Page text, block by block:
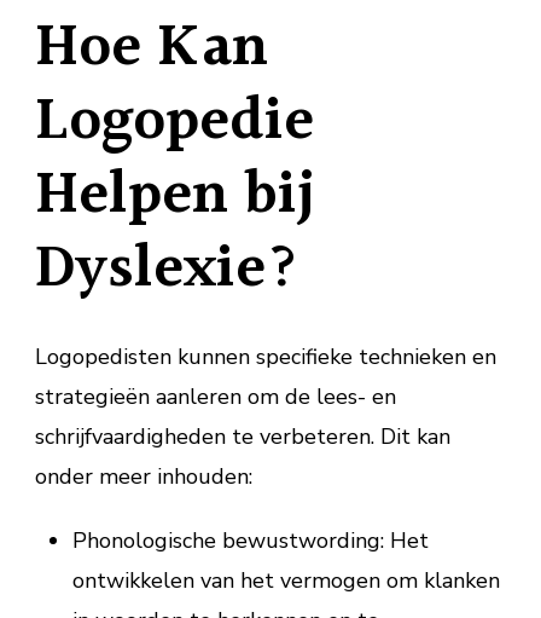
Hoe Kan
Logopedie
Helpen bij
Dyslexie?
Logopedisten kunnen specifieke technieken en
strategieën aanleren om de lees- en
schrijfvaardigheden te verbeteren. Dit kan
onder meer inhouden:
Phonologische bewustwording: Het
ontwikkelen van het vermogen om klanken